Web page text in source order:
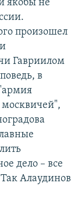
якобы не
произошел
Гавриилом
в
москвичей",
дело – все
Алаудинов